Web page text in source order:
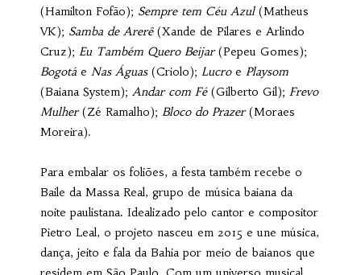
(Hamilton Fofão); Sempre tem Céu Azul(Matheus
VK); Samba de Arerê(Xande de Pilares e Arlindo
Cruz); Eu Também Quero Beijar(Pepeu Gomes);
Bogotá e Nas Águas(Criolo); Lucroe Playsom
(Baiana System); Andar com Fé(Gilberto Gil); Frevo
Mulher(Zé Ramalho); Bloco do Prazer(Moraes
Moreira).
Para embalar os foliões, a festa também recebe o
Baile da Massa Real, grupo de música baiana da
noite paulistana. Idealizado pelo cantor e compositor
Pietro Leal, o projeto nasceu em 2015 e une música,
dança, jeito e fala da Bahia por meio de baianos que